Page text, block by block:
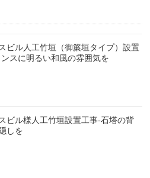
ビル人工竹垣（御簾垣タイプ）設置
スに明るい和風の雰囲気を
ビル様人工竹垣設置工事-石塔の背
しを